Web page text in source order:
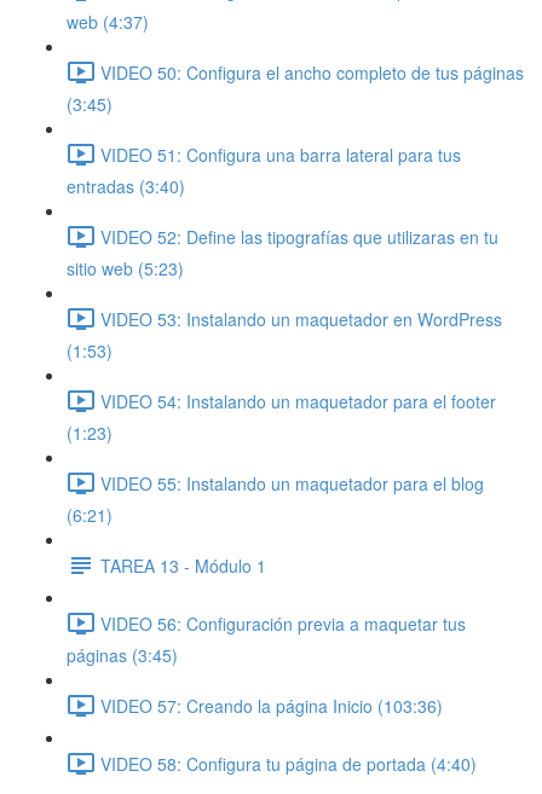
web (4:37)
VIDEO 50: Configura el ancho completo de tus páginas
(3:45)
VIDEO 51: Configura una barra lateral para tus
entradas (3:40)
VIDEO 52: Define las tipografías que utilizaras en tu
sitio web (5:23)
VIDEO 53: Instalando un maquetador en WordPress
(1:53)
VIDEO 54: Instalando un maquetador para el footer
(1:23)
VIDEO 55: Instalando un maquetador para el blog
(6:21)
TAREA 13 - Módulo 1
VIDEO 56: Configuración previa a maquetar tus
páginas (3:45)
VIDEO 57: Creando la página Inicio (103:36)
VIDEO 58: Configura tu página de portada (4:40)